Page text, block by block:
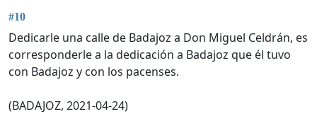
#10
Dedicarle una calle de Badajoz a Don Miguel Celdrán, es
corresponderle a la dedicación a Badajoz que él tuvo
con Badajoz y con los pacenses.
(BADAJOZ, 2021-04-24)